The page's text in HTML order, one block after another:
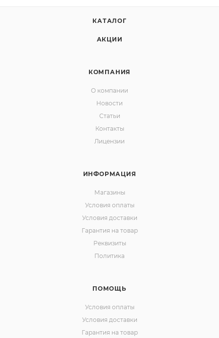
КАТАЛОГ
АКЦИИ
КОМПАНИЯ
О компании
Новости
Статьи
Контакты
Лицензии
ИНФОРМАЦИЯ
Магазины
Условия оплаты
Условия доставки
Гарантия на товар
Реквизиты
Политика
ПОМОЩЬ
Условия оплаты
Условия доставки
Гарантия на товар